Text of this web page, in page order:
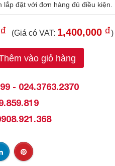
lắp đặt với đơn hàng đủ điều kiện.
₫ (Giá có VAT: 1,400,000 ₫)
vào giỏ hàng
- 024.3763.2370